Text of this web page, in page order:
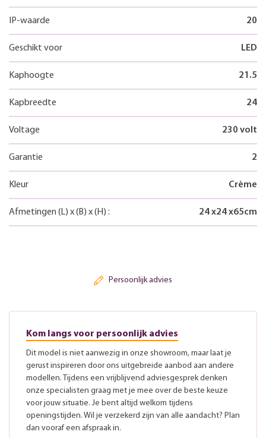
IP-waarde 20
Geschikt voor LED
Kaphoogte 21.5
Kapbreedte 24
Voltage 230 volt
Garantie 2
Kleur Crème
Afmetingen (L) x(B) x(H) : 24x24x65cm
Persoonlijk advies
Kom langs voor persoonlijk advies
Dit model is niet aanwezig in onze showroom, maar laat je
gerust inspireren door ons uitgebreide aanbod aan andere
modellen. Tijdens een vrijblijvend adviesgesprek denken
onze specialisten graag met je mee over de beste keuze
voor jouw situatie. Je bent altijd welkom tijdens
openingstijden. Wil je verzekerd zijn van alle aandacht? Plan
dan vooraf een afspraak in.